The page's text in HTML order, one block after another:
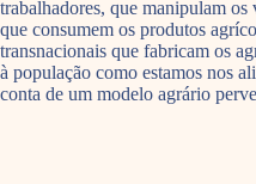
trabalhadores, que manipulam os
que consumem os produtos
transnacionais que fabricam os
à população como estamos nos
conta de um modelo agrário